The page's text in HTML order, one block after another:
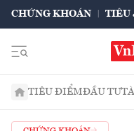
CHỨNG KHOÁN TIÊU
TIÊU ĐIỂMĐẦU TƯ